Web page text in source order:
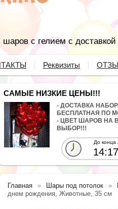
с гелием с
Реквизиты
САМЫЕ НИЗКИЕ ЦЕНЫ!!!
- ДОСТАВКА
БЕСПЛАТНАЯ ПО
- ЦВЕТ ШАРОВ НА
ВЫБОР!!!
До конца
Главная Шары под потолок
днем рождения, Животные, 35 см